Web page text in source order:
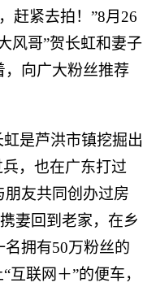
赶紧去拍！”8月26
风哥”贺长虹和妻子
，向广大粉丝推荐
是芦洪市镇挖掘出
，也在广东打过
友共同创办过房
妻回到老家，在乡
拥有50万粉丝的
互联网＋”的便车，